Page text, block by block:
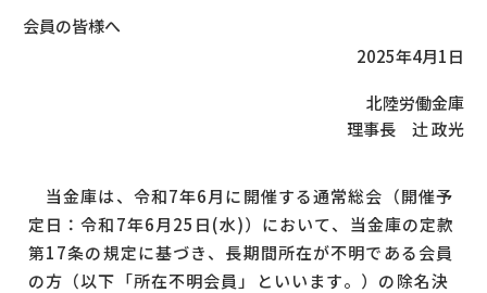
会員の皆様へ
2025年4月1日
北陸労働金庫
理事長 辻󠄀 政光
当金庫は、令和7年6月に開催する通常総会（開催予
定日：令和7年6月25日(水)）において、当金庫の定款
第17条の規定に基づき、長期間所在が不明である会員
の方（以下「所在不明会員」といいます。）の除名決